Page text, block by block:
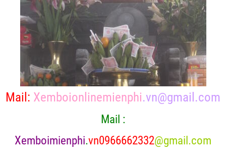
Mail: Xemboionlinemienphi.vn@gmail.com
Mail :
Xemboimienphi.vn0966662332@gmail.com